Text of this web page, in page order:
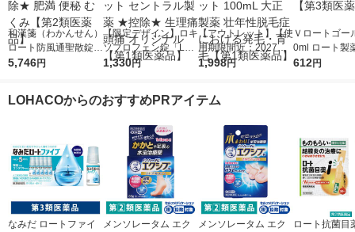
和漢箋（わかんせん）
ロート防風通聖散錠満
量a 372錠 ロート製薬
5,746円
【限定デザイン】ロキ
ソプロフェン錠「L
S」 解熱鎮痛剤 12錠
頭痛 オリジナル【第1
1,330円
【アウトレット】【使
用期限間近：2027年5
月】リアップＥＸジェ
発毛・育毛【第1類医
1,998円
Ｖロートゴー
0ml ロート製
除★ 目薬 疲
612円
LOHACOからのおすすめPRアイテム
なみだ ロートファイ
メンソレータム エク
メンソレータム エク
ロート抗菌目